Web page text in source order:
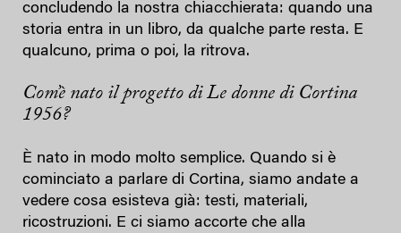
concludendo la nostra chiacchierata: quando una
storia entra in un libro, da qualche parte resta. E
qualcuno, prima o poi, la ritrova.
Com’è nato il progetto diLe donne di Cortina
1956?
È nato in modo molto semplice. Quando si è
cominciato a parlare di Cortina, siamo andate a
vedere cosa esisteva già: testi, materiali,
ricostruzioni. E ci siamo accorte che alla